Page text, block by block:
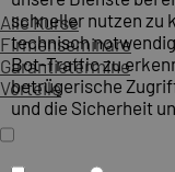
Alle Kurse
Firmenseminare
Garantietermine
Vorteile
schneller nutzen zu
technisch
Bot-Traffic zu
betrügerische
und die Sicherheit